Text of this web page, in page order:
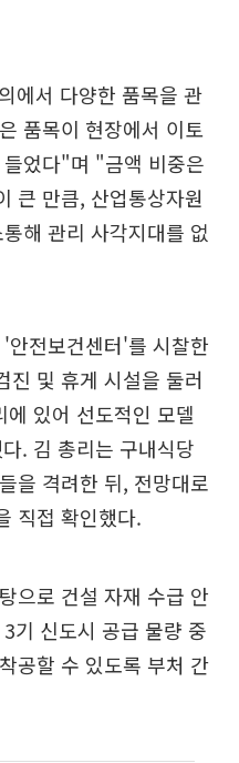
에서 다양한 품목을 관
품목이 현장에서 이토
었다"며 "금액 비중은
큰 만큼, 산업통상자원
해 관리 사각지대를 없
전보건센터'를 시찰한
진 및 휴게 시설을 둘러
있어 선도적인 모델
. 김 총리는 구내식당
을 격려한 뒤, 전망대로
직접 확인했다.
으로 건설 자재 수급 안
기 신도시 공급 물량 중
공할 수 있도록 부처 간